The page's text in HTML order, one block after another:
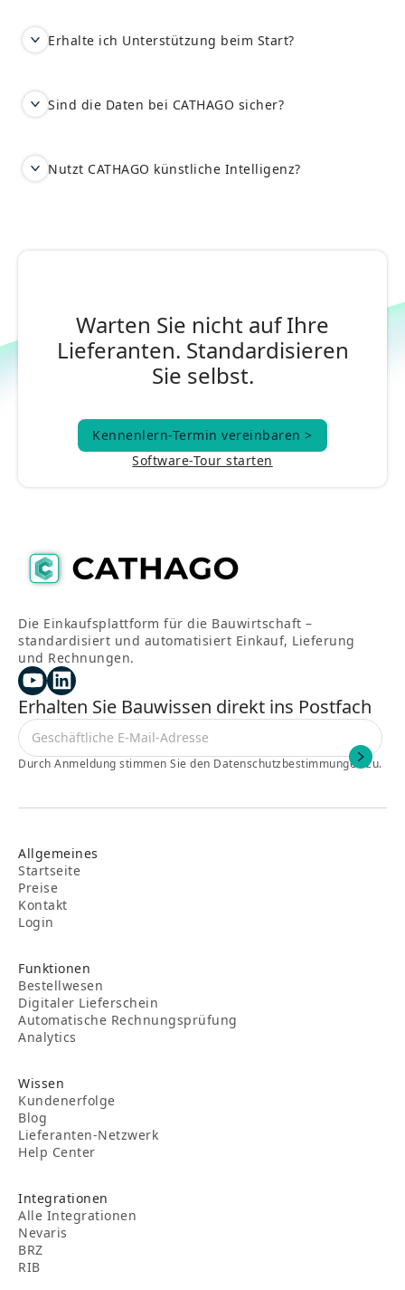
Erhalte ich Unterstützung beim Start?
Sind die Daten bei CATHAGO sicher?
Nutzt CATHAGO künstliche Intelligenz?
Warten Sie nicht auf Ihre
Lieferanten. Standardisieren
Sie selbst.
Kennenlern-Termin vereinbaren >
Kennenlern-Termin vereinbaren >
Software-Tour starten
Die Einkaufsplattform für die Bauwirtschaft –
standardisiert und automatisiert Einkauf, Lieferung
und Rechnungen.
Erhalten Sie Bauwissen direkt ins Postfach
Durch Anmeldung stimmen Sie den Datenschutzbestimmungen zu.
Allgemeines
Startseite
Preise
Kontakt
Login
Funktionen
Bestellwesen
Digitaler Lieferschein
Automatische Rechnungsprüfung
Analytics
Wissen
Kundenerfolge
Blog
Lieferanten-Netzwerk
Help Center
Integrationen
Alle Integrationen
Nevaris
BRZ
RIB